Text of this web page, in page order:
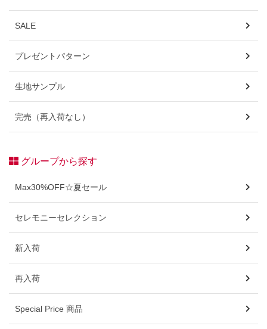
SALE
プレゼントパターン
生地サンプル
完売（再入荷なし）
グループから探す
Max30%OFF☆夏セール
セレモニーセレクション
新入荷
再入荷
Special Price 商品